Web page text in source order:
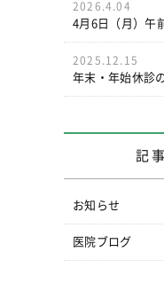
2026.4.04
4月6日（月）午
2025.12.15
年末・年始休診
記
お知らせ
医院ブログ